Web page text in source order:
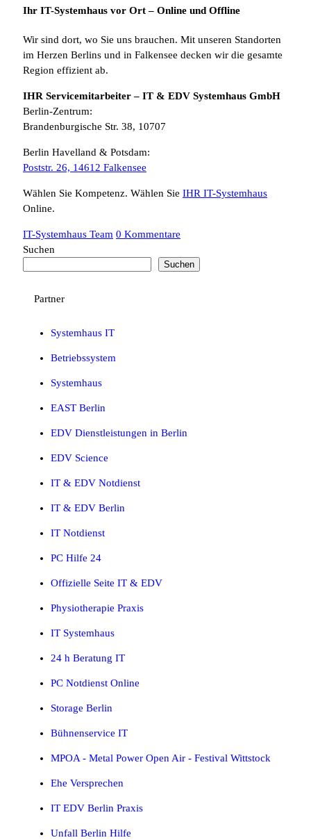
Ihr IT-Systemhaus vor Ort – Online und Offline
Wir sind dort, wo Sie uns brauchen. Mit unseren Standorten
im Herzen Berlins und in Falkensee decken wir die gesamte
Region effizient ab.
IHR Servicemitarbeiter – IT & EDV Systemhaus GmbH
Berlin-Zentrum:
Brandenburgische Str. 38, 10707
Berlin Havelland & Potsdam:
Poststr. 26, 14612 Falkensee
Wählen Sie Kompetenz. Wählen Sie IHR IT-Systemhaus
Online.
IT-Systemhaus Team 0 Kommentare
Suchen
Suchen
Partner
Systemhaus IT
Betriebssystem
Systemhaus
EAST Berlin
EDV Dienstleistungen in Berlin
EDV Science
IT & EDV Notdienst
IT & EDV Berlin
IT Notdienst
PC Hilfe 24
Offizielle Seite IT & EDV
Physiotherapie Praxis
IT Systemhaus
24 h Beratung IT
PC Notdienst Online
Storage Berlin
Bühnenservice IT
MPOA - Metal Power Open Air - Festival Wittstock
Ehe Versprechen
IT EDV Berlin Praxis
Unfall Berlin Hilfe